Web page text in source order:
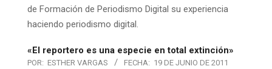
de Formación de Periodismo Digital su experiencia
haciendo periodismo digital.
«El reportero es una especie en total extinción»
POR: ESTHER VARGAS FECHA: 19 DE JUNIO DE 2011